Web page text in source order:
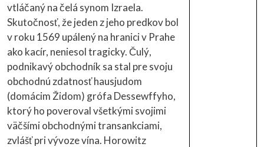
vtláčaný na čelá synom Izraela.
Skutočnosť, že jeden z jeho predkov bol
v roku 1569 upálený na hranici v Prahe
ako kacír, neniesol tragicky. Čulý,
podnikavý obchodník sa stal pre svoju
obchodnú zdatnosť hausjudom
(domácim Židom) grófa Dessewffyho,
ktorý ho poveroval všetkými svojimi
väčšími obchodnými transankciami,
zvlášť pri vývoze vína. Horowitz